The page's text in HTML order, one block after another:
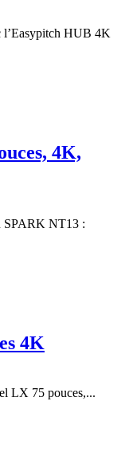
l’Easypitch HUB 4K
4K,
SPARK NT13 :
4K
LX 75 pouces,...